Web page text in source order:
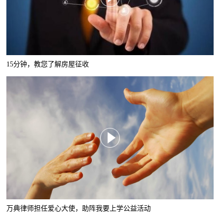
15分钟，教您了解房屋征收
万典律师担任爱心大使，助阵我要上学公益活动